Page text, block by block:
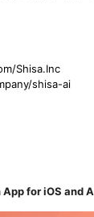
Shisa.Inc
shisa-ai
for iOS and